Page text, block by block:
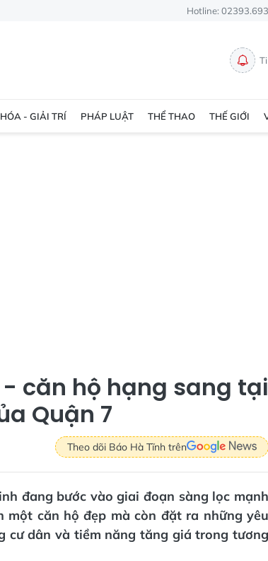
Hotline:
- GIẢI TRÍ PHÁP LUẬT THỂ THAO THẾ GIỚI
- căn hộ hạng sang tại
Quận 7
Theo dõi Báo Hà Tĩnh trên
đang bước vào giai đoạn sàng lọc mạnh
một căn hộ đẹp mà còn đặt ra những yêu
cư dân và tiềm năng tăng giá trong tương